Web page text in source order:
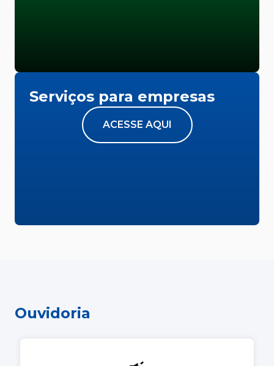
Serviços para empresas
ACESSE AQUI
Ouvidoria